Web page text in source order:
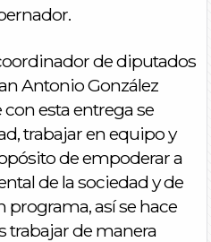
de diputados
Antonio González
esta entrega se
trabajar en equipo y
de empoderar a
de la sociedad y de
programa, así se hace
trabajar de manera